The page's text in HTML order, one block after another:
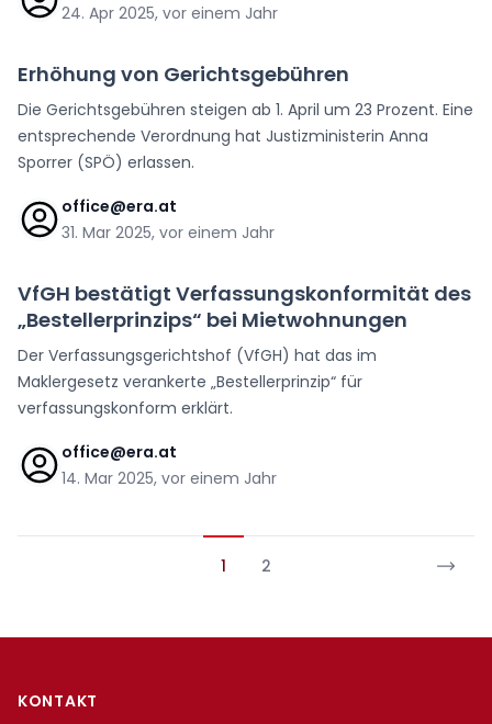
24. Apr 2025, vor einem Jahr
Erhöhung von Gerichtsgebühren
Die Gerichtsgebühren steigen ab 1. April um 23 Prozent. Eine
entsprechende Verordnung hat Justizministerin Anna
Sporrer (SPÖ) erlassen.
office@era.at
31. Mar 2025, vor einem Jahr
VfGH bestätigt Verfassungskonformität des
„Bestellerprinzips“ bei Mietwohnungen
Der Verfassungsgerichtshof (VfGH) hat das im
Maklergesetz verankerte „Bestellerprinzip“ für
verfassungskonform erklärt.
office@era.at
14. Mar 2025, vor einem Jahr
1 2
Footer
KONTAKT